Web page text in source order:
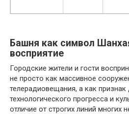
Башня как символ
восприятие
Городские жители и гости
не просто как массивное
телерадиовещания, а как признак
технологического прогресса и
отличие от строгих линий многих